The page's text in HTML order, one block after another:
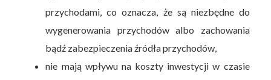
przychodami, co oznacza, że są niezbędne do
wygenerowania przychodów albo zachowania
bądź zabezpieczenia źródła przychodów,
nie mają wpływu na koszty inwestycji w czasie